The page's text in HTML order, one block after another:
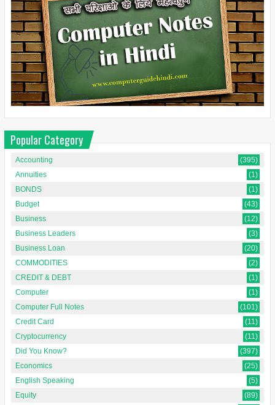
Popular Category
Accounting
(395)
Annuities
(1)
BONDS
(1)
Budget
(43)
Business
(12)
Business Leaders
(3)
Business Loan
(20)
COMMODITIES
(2)
CREDIT & DEBT
(1)
Computer
(1)
Computer Full Notes
(101)
Credit Card
(11)
Cryptocurrency
(11)
Did You Know?
(397)
Economics
(25)
English Speaking
(5)
Equity
(89)